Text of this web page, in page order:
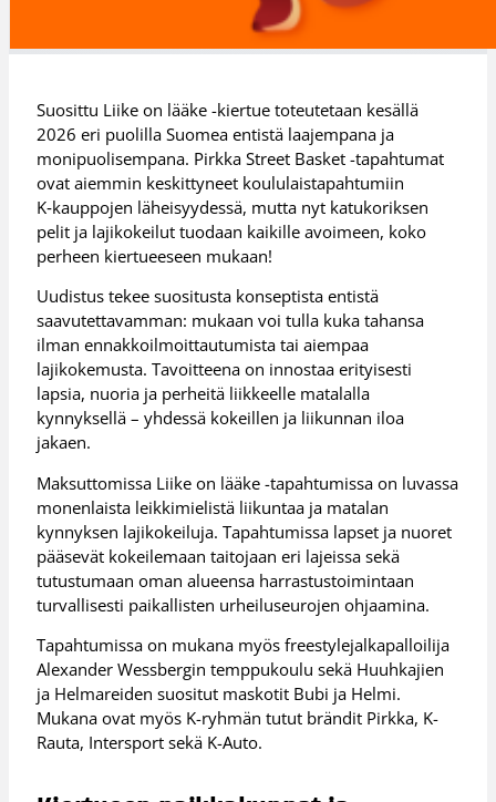
Suosittu Liike on lääke -kiertue toteutetaan kesällä
2026 eri puolilla Suomea entistä laajempana ja
monipuolisempana. Pirkka Street Basket -tapahtumat
ovat aiemmin keskittyneet koululaistapahtumiin
K‑kauppojen läheisyydessä, mutta nyt katukoriksen
pelit ja lajikokeilut tuodaan kaikille avoimeen, koko
perheen kiertueeseen mukaan!
Uudistus tekee suositusta konseptista entistä
saavutettavamman: mukaan voi tulla kuka tahansa
ilman ennakkoilmoittautumista tai aiempaa
lajikokemusta. Tavoitteena on innostaa erityisesti
lapsia, nuoria ja perheitä liikkeelle matalalla
kynnyksellä – yhdessä kokeillen ja liikunnan iloa
jakaen.
Maksuttomissa Liike on lääke -tapahtumissa on luvassa
monenlaista leikkimielistä liikuntaa ja matalan
kynnyksen lajikokeiluja. Tapahtumissa lapset ja nuoret
pääsevät kokeilemaan taitojaan eri lajeissa sekä
tutustumaan oman alueensa harrastustoimintaan
turvallisesti paikallisten urheiluseurojen ohjaamina.
Tapahtumissa on mukana myös freestylejalkapalloilija
Alexander Wessbergin temppukoulu sekä Huuhkajien
ja Helmareiden suositut maskotit Bubi ja Helmi.
Mukana ovat myös K-ryhmän tutut brändit Pirkka, K-
Rauta, Intersport sekä K-Auto.